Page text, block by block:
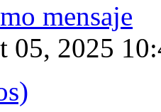
05, 2025